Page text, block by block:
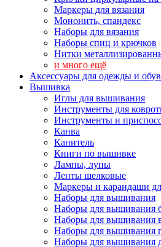
Маркеры для вязания
Мононить, спандекс
Наборы для вязания
Наборы спиц и крючков
Нитки
и много ещё
Аксессуары для одежды и
Вышивка
Иглы для вышивания
Инструменты для
Инструменты и
Канва
Канитель
Книги по вышивке
Лампы, лупы
Ленты шелковые
Маркеры и карандаши
Наборы для вышивания
Наборы для вышивания
Наборы для вышивания
Наборы для вышивания
Наборы для вышивания